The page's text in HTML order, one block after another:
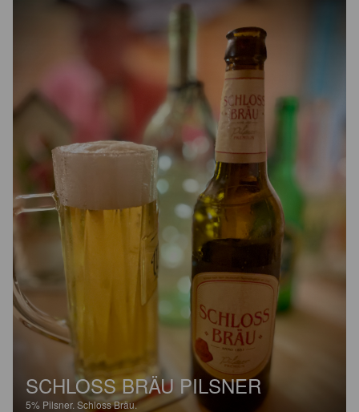
SCHLOSS BRÄU PILSNER
5% Pilsner. Schloss Bräu.